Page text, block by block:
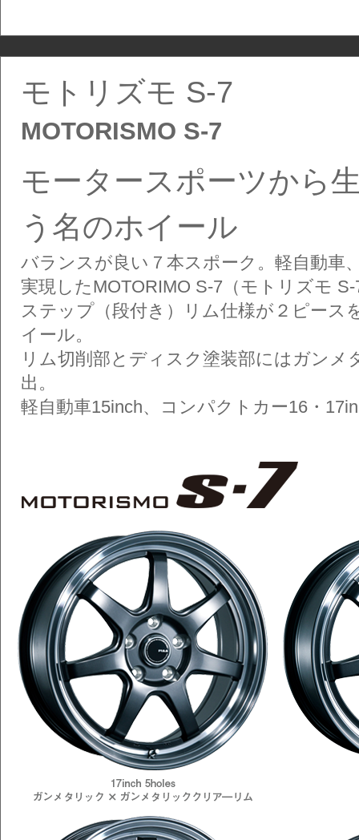
モトリズモ S-7
MOTORISMO S-7
モータースポーツから
う名のホイール
バランスが良い７本スポーク。軽自動
実現したMOTORIMO S-7（モトリズモ S-
ステップ（段付き）リム仕様が２ピー
イール。
リム切削部とディスク塗装部にはガン
出。
軽自動車15inch、コンパクトカー16・